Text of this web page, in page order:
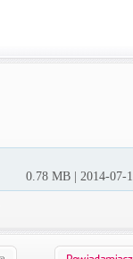
0.78 MB | 2014-07-